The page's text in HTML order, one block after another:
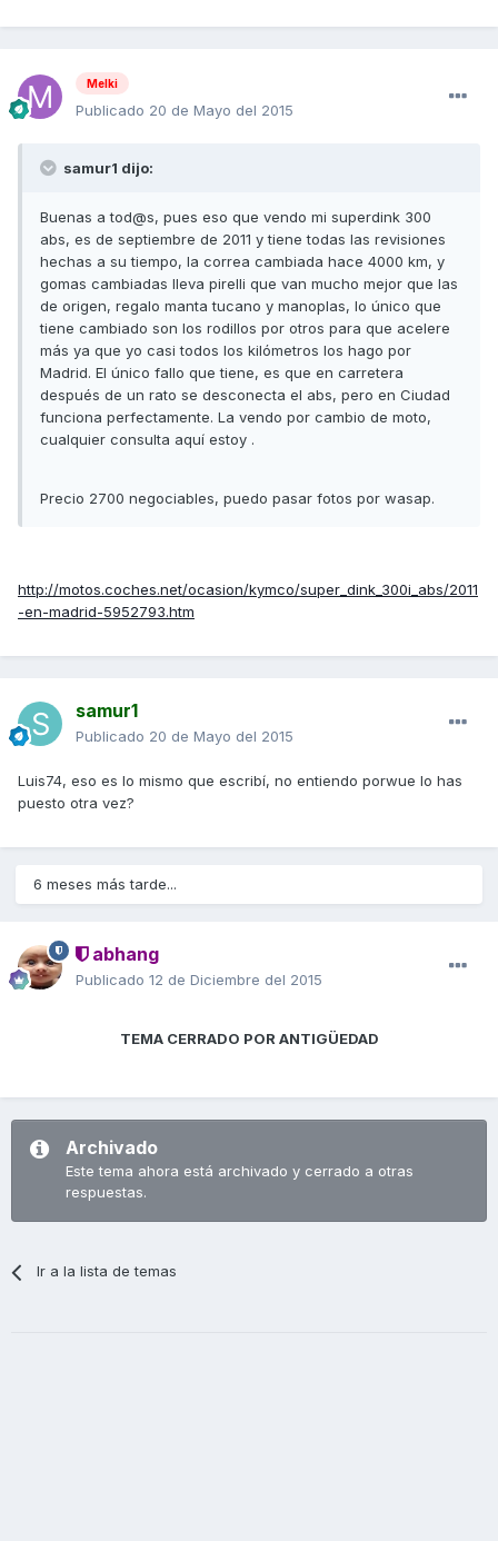
Melki
Publicado 20 de Mayo del 2015
samur1 dijo:
Buenas a tod@s, pues eso que vendo mi superdink 300
abs, es de septiembre de 2011 y tiene todas las revisiones
hechas a su tiempo, la correa cambiada hace 4000 km, y
gomas cambiadas lleva pirelli que van mucho mejor que las
de origen, regalo manta tucano y manoplas, lo único que
tiene cambiado son los rodillos por otros para que acelere
más ya que yo casi todos los kilómetros los hago por
Madrid. El único fallo que tiene, es que en carretera
después de un rato se desconecta el abs, pero en Ciudad
funciona perfectamente. La vendo por cambio de moto,
cualquier consulta aquí estoy .
Precio 2700 negociables, puedo pasar fotos por wasap.
http://motos.coches.net/ocasion/kymco/super_dink_300i_abs/2011
-en-madrid-5952793.htm
samur1
Publicado 20 de Mayo del 2015
Luis74, eso es lo mismo que escribí, no entiendo porwue lo has
puesto otra vez?
6 meses más tarde...
abhang
Publicado 12 de Diciembre del 2015
TEMA CERRADO POR ANTIGÜEDAD
Archivado
Este tema ahora está archivado y cerrado a otras
respuestas.
Ir a la lista de temas